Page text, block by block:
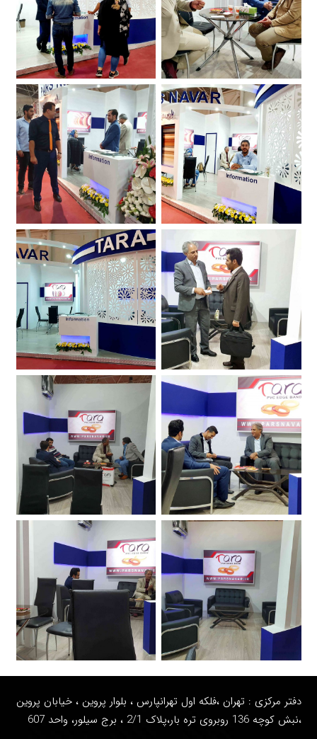
دفتر مرکزی : تهران ،فلکه اول تهرانپارس ، بلوار پروین ، خیابان پروین
،نبش کوچه 136 روبروی تره بار،پلاک 2/1 ، برج سیلور، واحد
607